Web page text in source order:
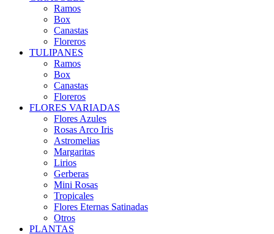
Ramos
Box
Canastas
Floreros
TULIPANES
Ramos
Box
Canastas
Floreros
FLORES VARIADAS
Flores Azules
Rosas Arco Iris
Astromelias
Margaritas
Lirios
Gerberas
Mini Rosas
Tropicales
Flores Eternas Satinadas
Otros
PLANTAS